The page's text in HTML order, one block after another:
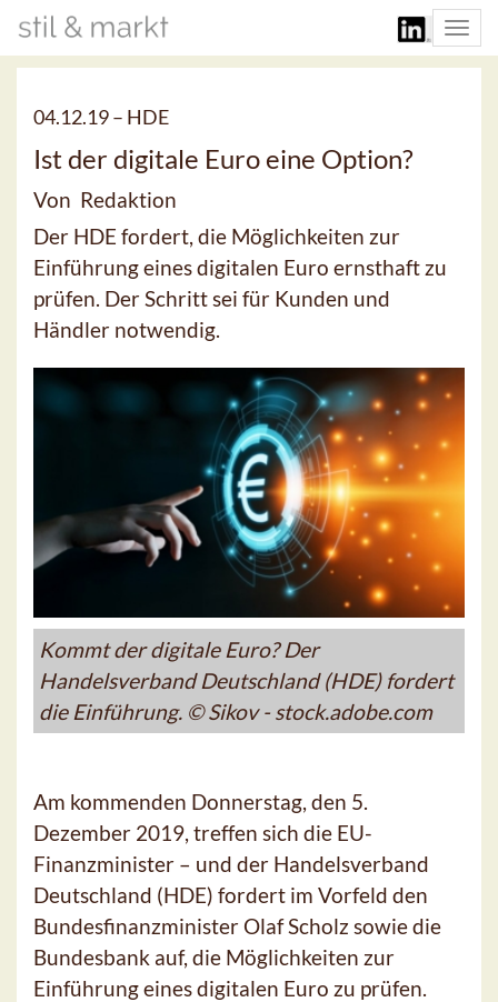
04.12.19 – HDE
Ist der digitale Euro eine Option?
Von Redaktion
Der HDE fordert, die Möglichkeiten zur
Einführung eines digitalen Euro ernsthaft zu
prüfen. Der Schritt sei für Kunden und
Händler notwendig.
Kommt der digitale Euro? Der
Handelsverband Deutschland (HDE) fordert
die Einführung. © Sikov - stock.adobe.com
Am kommenden Donnerstag, den 5.
Dezember 2019, treffen sich die EU-
Finanzminister – und der Handelsverband
Deutschland (HDE) fordert im Vorfeld den
Bundesfinanzminister Olaf Scholz sowie die
Bundesbank auf, die Möglichkeiten zur
Einführung eines digitalen Euro zu prüfen.